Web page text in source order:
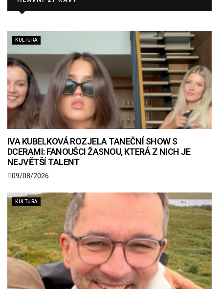
KULTURA
IVA KUBELKOVÁ ROZJELA TANEČNÍ SHOW S
DCERAMI: FANOUŠCI ŽASNOU, KTERÁ Z NICH JE
NEJVĚTŠÍ TALENT
09/08/2026
KULTURA